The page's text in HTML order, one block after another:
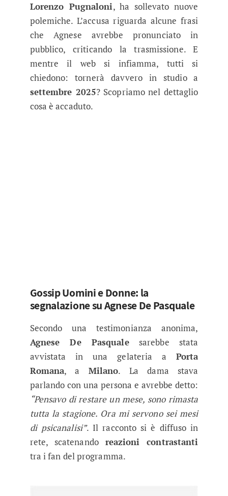
Lorenzo Pugnaloni, ha sollevato nuove
polemiche. L’accusa riguarda alcune frasi
che Agnese avrebbe pronunciato in
pubblico, criticando la trasmissione. E
mentre il web si infiamma, tutti si
chiedono: tornerà davvero in studio a
settembre 2025? Scopriamo nel dettaglio
cosa è accaduto.
Gossip Uomini e Donne: la
segnalazione su Agnese De Pasquale
Secondo una testimonianza anonima,
Agnese De Pasqualesarebbe stata
avvistata in una gelateria a Porta
Romana, a Milano. La dama stava
parlando con una persona e avrebbe detto:
“Pensavo di restare un mese, sono rimasta
tutta la stagione. Ora mi servono sei mesi
di psicanalisi”. Il racconto si è diffuso in
rete, scatenando reazioni contrastanti
tra i fan del programma.